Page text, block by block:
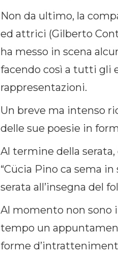
Non da ultimo, la
ed attrici (Gilberto
ha messo in scena
facendo così a tutti gli
rappresentazioni.
Un breve ma intenso
delle sue poesie in
Al termine della serata,
“Cücia Pino ca sema
serata all’insegna del
Al momento non sono
tempo un
forme